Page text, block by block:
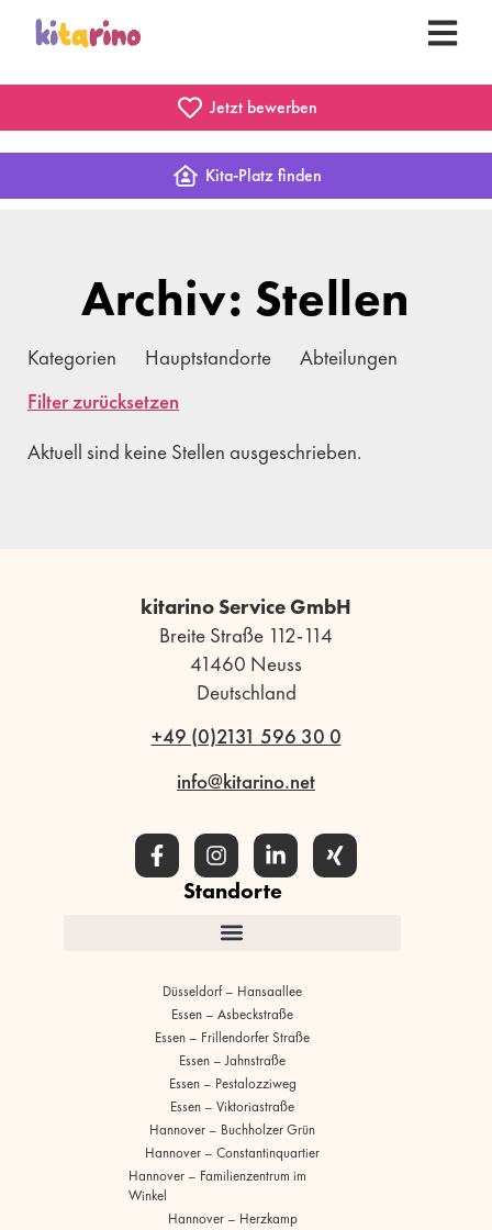
Jetzt bewerben
Kita-Platz finden
Archiv: Stellen
Kategorien Hauptstandorte
Abteilungen
Filter zurücksetzen
Aktuell sind keine Stellen ausgeschrieben.
kitarino Service GmbH
Breite Straße 112-114
41460 Neuss
Deutschland
+49 (0)2131 596 30 0
info@kitarino.net
Standorte
Düsseldorf – Hansaallee
Essen – Asbeckstraße
Essen – Frillendorfer Straße
Essen – Jahnstraße
Essen – Pestalozziweg
Essen – Viktoriastraße
Hannover – Buchholzer Grün
Hannover – Constantinquartier
Hannover – Familienzentrum im
Winkel
Hannover – Herzkamp